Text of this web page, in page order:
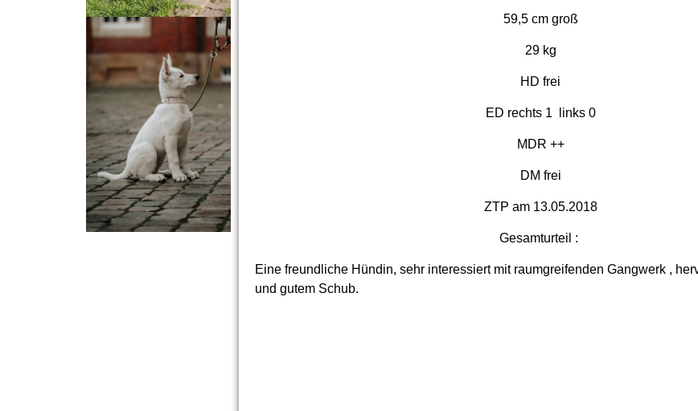
59,5 cm groß
29 kg
HD frei
ED rechts 1 links 0
MDR ++
DM frei
ZTP am 13.05.2018
Gesamturteil :
Eine freundliche Hündin, sehr interessiert mit raumgreifenden Gangwerk ,
und gutem Schub.